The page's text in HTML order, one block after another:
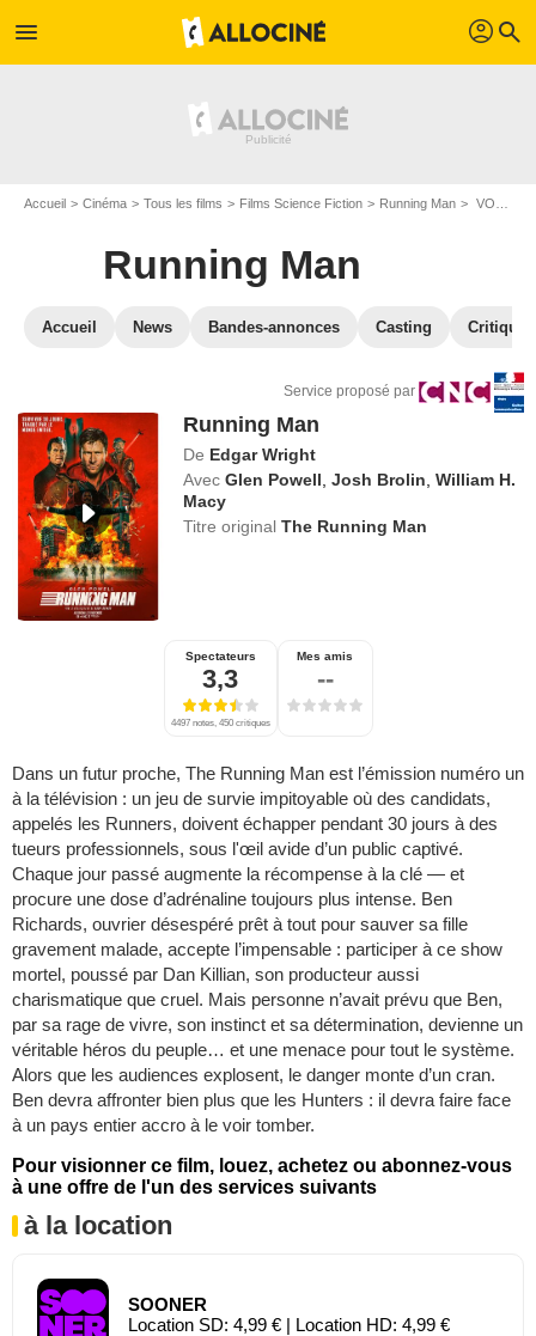
menu profil search
Accueil Cinéma Tous les films Films Science Fiction Running Man VOD Running Man
Running Man
Accueil News Bandes-annonces Casting
Service proposé par
Running Man
De Edgar Wright
Avec Glen Powell ,Josh Brolin ,William H.
Macy
Titre originalThe Running Man
Spectateurs
3,3
4497 notes, 450 critiques
Mes amis
--
Dans un futur proche, The Running Man est l’émission numéro un
à la télévision : un jeu de survie impitoyable où des candidats,
appelés les Runners, doivent échapper pendant 30 jours à des
tueurs professionnels, sous l'œil avide d’un public captivé.
Chaque jour passé augmente la récompense à la clé — et
procure une dose d’adrénaline toujours plus intense. Ben
Richards, ouvrier désespéré prêt à tout pour sauver sa fille
gravement malade, accepte l’impensable : participer à ce show
mortel, poussé par Dan Killian, son producteur aussi
charismatique que cruel. Mais personne n’avait prévu que Ben,
par sa rage de vivre, son instinct et sa détermination, devienne un
véritable héros du peuple… et une menace pour tout le système.
Alors que les audiences explosent, le danger monte d’un cran.
Ben devra affronter bien plus que les Hunters : il devra faire face
à un pays entier accro à le voir tomber.
Pour visionner ce film, louez, achetez ou abonnez-vous
à une offre de l'un des services suivants
à la location
SOONER
Location SD: 4,99 € | Location HD: 4,99 €